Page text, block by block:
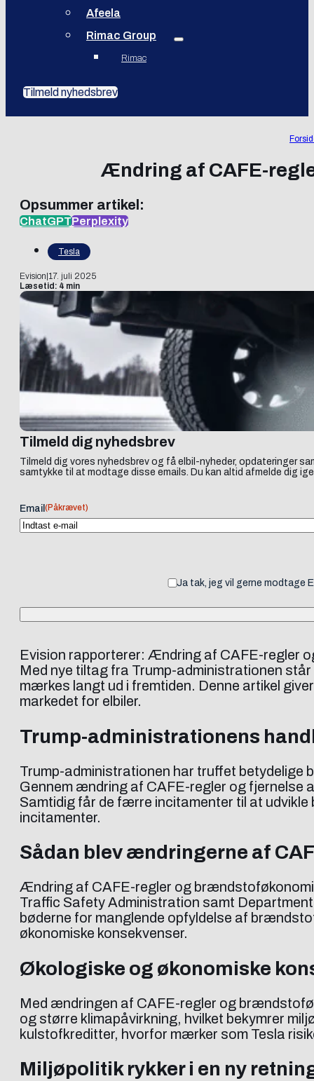
Afeela
Rimac Group
Rimac
Tilmeld nyhedsbrev
Ændring af CAFE-
Opsummer artikel:
ChatGPTPerplexity
Tesla
Evision 17. juli 2025
Læsetid: 4 min
Tilmeld dig nyhedsbrev
Tilmeld dig vores nyhedsbrev og få elbil-nyheder, opdateringer
samtykke til at modtage disse emails. Du kan altid afmelde dig
Email (Påkrævet)
Ja tak, jeg vil gerne modtage
Evision rapporterer: Ændring af CAFE-regler
Med nye tiltag fra Trump-administrationen
mærkes langt ud i fremtiden. Denne artikel
markedet for elbiler.
Trump-administrationens
Trump-administrationen har truffet
Gennem ændring af CAFE-regler og fjernelse
Samtidig får de færre incitamenter til at
incitamenter.
Sådan blev ændringerne af
Ændring af CAFE-regler og
Traffic Safety Administration samt
bøderne for manglende opfyldelse af
økonomiske konsekvenser.
Økologiske og økonomiske
Med ændringen af CAFE-regler og
og større klimapåvirkning, hvilket bekymrer
kulstofkreditter, hvorfor mærker som Tesla
Miljøpolitik rykker i en ny